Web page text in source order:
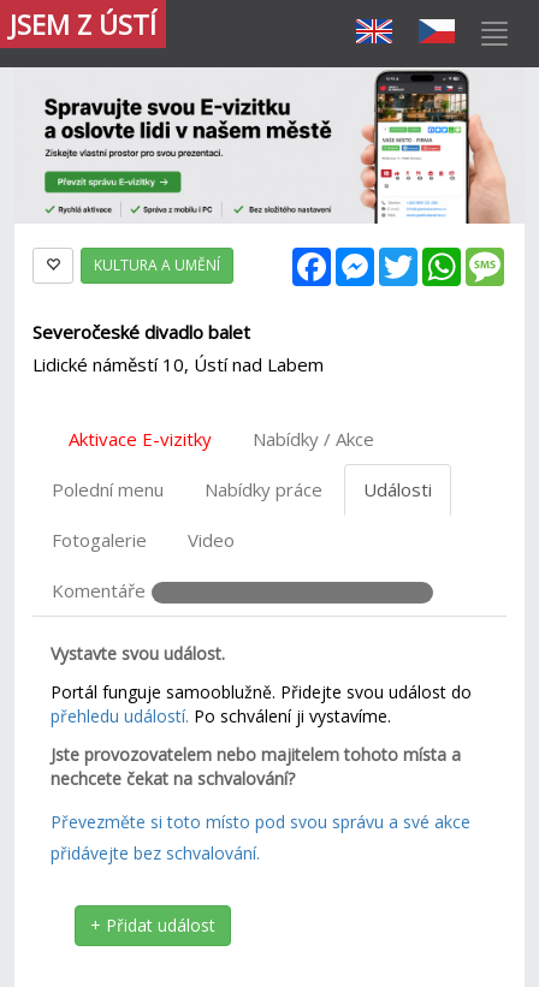
JSEM Z ÚSTÍ
FacebookMessenger
Twitter
KULTURA A UMĚNÍ
Severočeské divadlo balet
Lidické náměstí 10, Ústí nad Labem
Aktivace E-vizitky Nabídky / Akce
Polední menu Nabídky práce Události
Fotogalerie Video
Komentáře
Vystavte svou událost.
Portál funguje samooblužně. Přidejte svou událost do
přehledu událostí. Po schválení ji vystavíme.
Jste provozovatelem nebo majitelem tohoto místa a
nechcete čekat na schvalování?
Převezměte si toto místo pod svou správu a své akce
přidávejte bez schvalování.
+ Přidat událost